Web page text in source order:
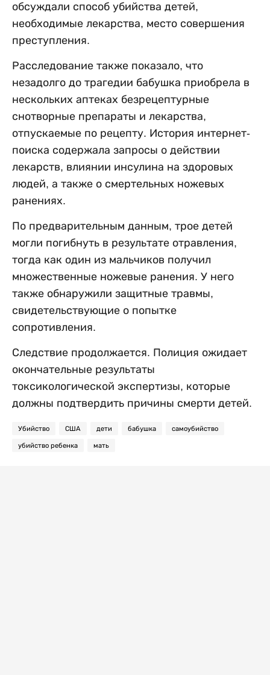
обсуждали способ убийства детей,
необходимые лекарства, место совершения
преступления.
Расследование также показало, что
незадолго до трагедии бабушка приобрела в
нескольких аптеках безрецептурные
снотворные препараты и лекарства,
отпускаемые по рецепту. История интернет-
поиска содержала запросы о действии
лекарств, влиянии инсулина на здоровых
людей, а также о смертельных ножевых
ранениях.
По предварительным данным, трое детей
могли погибнуть в результате отравления,
тогда как один из мальчиков получил
множественные ножевые ранения. У него
также обнаружили защитные травмы,
свидетельствующие о попытке
сопротивления.
Следствие продолжается. Полиция ожидает
окончательные результаты
токсикологической экспертизы, которые
должны подтвердить причины смерти детей.
Убийство США дети бабушка самоубийство
убийство ребенка мать